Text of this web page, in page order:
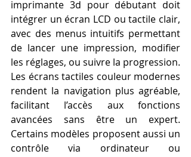
imprimante 3d pour débutant doit
intégrer un écran LCD ou tactile clair,
avec des menus intuitifs permettant
de lancer une impression, modifier
les réglages, ou suivre la progression.
Les écrans tactiles couleur modernes
rendent la navigation plus agréable,
facilitant l’accès aux fonctions
avancées sans être un expert.
Certains modèles proposent aussi un
contrôle via ordinateur ou